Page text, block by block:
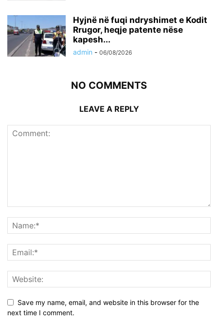
Hyjnë në fuqi ndryshimet e Kodit
Rrugor, heqje patente nëse
kapesh...
admin - 06/08/2026
NO COMMENTS
LEAVE A REPLY
Save my name, email, and website in this browser for the
next time I comment.